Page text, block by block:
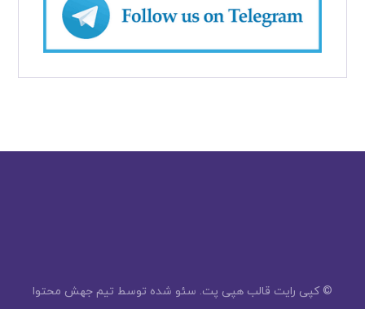
© کپی رایت قالب هپی پت. سئو شده توسط تیم جهش محتوا